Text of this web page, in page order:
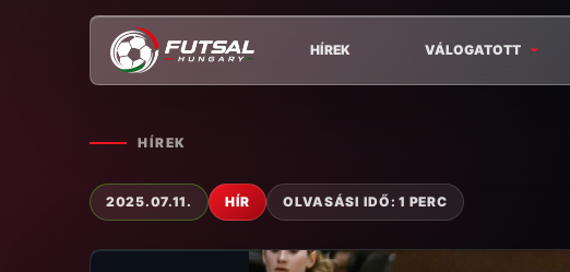
HÍREK VÁLOGATOTT
HÍREK
2025.07.11. HÍR OLVASÁSI IDŐ: 1 PERC